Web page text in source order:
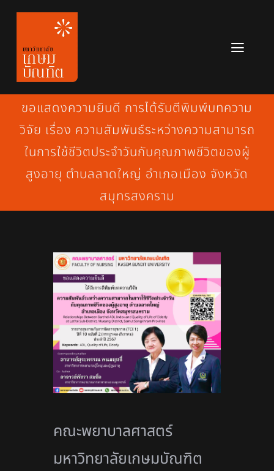
Skip
content
หลักสูตร
ข่าวสาร
เกี่ยวกับมหาวิทยาลัย
ขอแสดงความยินดี การได้รับตีพิมพ์บทความ
วิจัย เรื่อง ความสัมพันธ์ระหว่างความสามารถ
ในการใช้ชีวิตประจำวันกับคุณภาพชีวิตของผู้
สูงอายุ ตำบลลาดใหญ่ อำเภอเมือง จังหวัด
สมุทรสงคราม
คณะพยาบาลศาสตร์
มหาวิทยาลัยเกษมบัณฑิต